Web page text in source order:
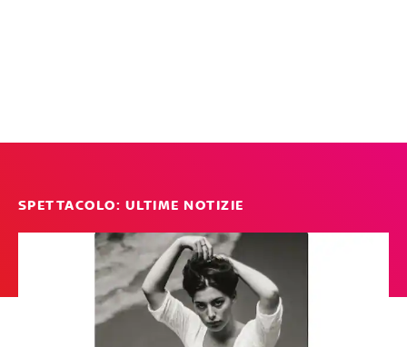
SPETTACOLO: ULTIME NOTIZIE